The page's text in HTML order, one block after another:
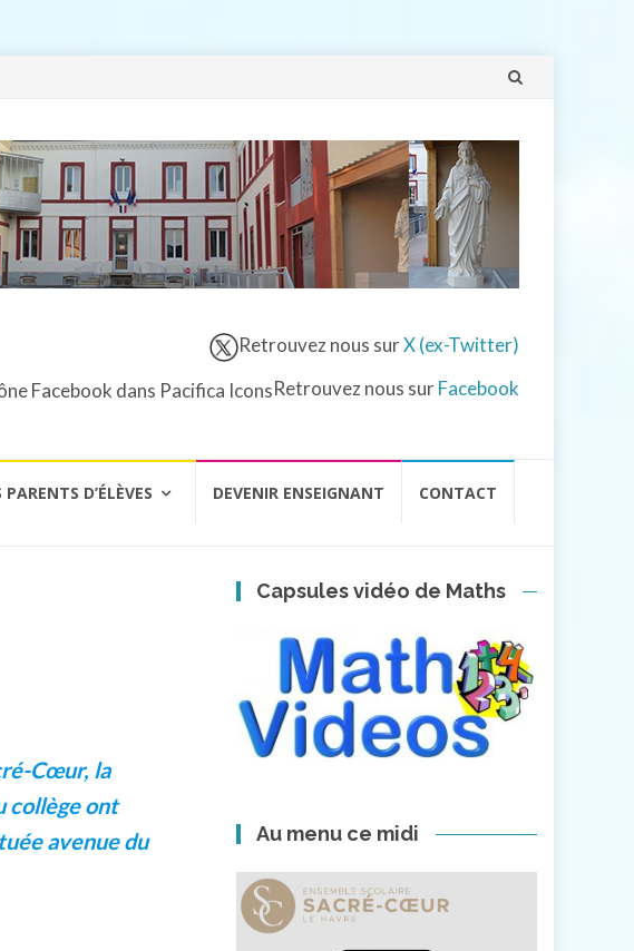
Aller
Retrouvez nous surX (ex-Twitter)
Retrouvez nous surFacebook
PARENTS D’ÉLÈVES DEVENIR ENSEIGNANT CONTACT
Cœur, la
collège ont
avenue du
Capsules vidéo de Maths
Au menu ce midi